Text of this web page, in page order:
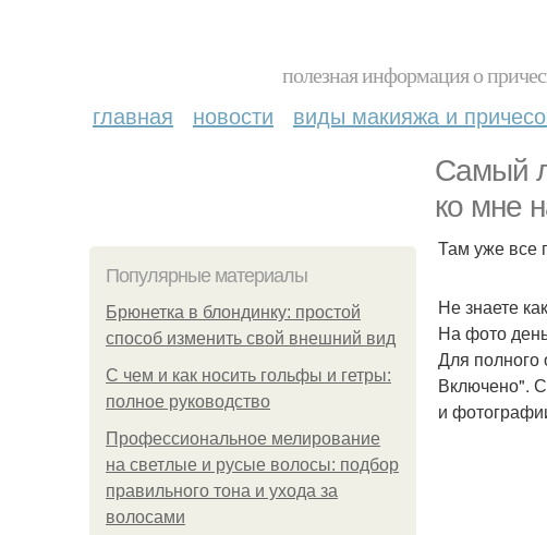
полезная информация о
главная новости виды макияжа и
Самый
ко мне
Популярные материалы
Брюнетка в блондинку: простой
способ изменить свой внешний вид
С чем и как носить гольфы и гетры:
полное руководство
Профессиональное мелирование
на светлые и русые волосы: подбор
правильного тона и ухода за
волосами
Там уже все
Не знаете
На фото
Для полного
Включено".
и